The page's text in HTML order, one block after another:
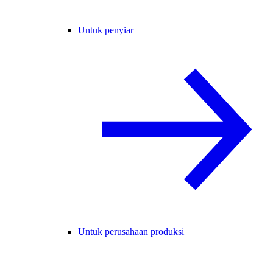
Untuk penyiar
Untuk perusahaan produksi